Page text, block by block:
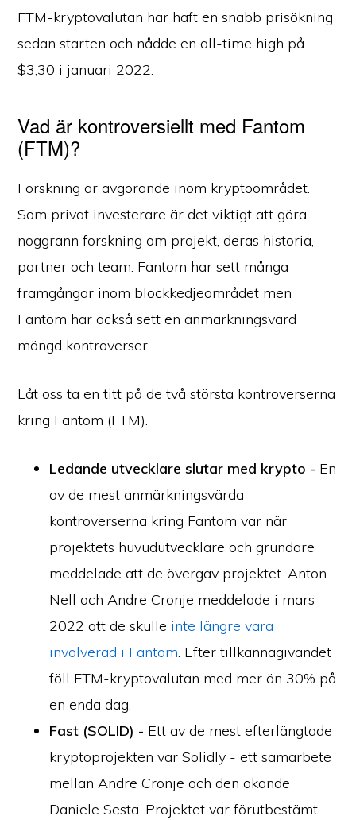
FTM-kryptovalutan har haft en snabb prisökning
sedan starten och nådde en all-time high på
$3,30 i januari 2022.
Vad är kontroversiellt med Fantom
(FTM)?
Forskning är avgörande inom kryptoområdet.
Som privat investerare är det viktigt att göra
noggrann forskning om projekt, deras historia,
partner och team. Fantom har sett många
framgångar inom blockkedjeområdet men
Fantom har också sett en anmärkningsvärd
mängd kontroverser.
Låt oss ta en titt på de två största kontroverserna
kring Fantom (FTM).
Ledande utvecklare slutar med krypto - En
av de mest anmärkningsvärda
kontroverserna kring Fantom var när
projektets huvudutvecklare och grundare
meddelade att de övergav projektet. Anton
Nell och Andre Cronje meddelade i mars
2022 att de skulle inte längre vara
involverad i Fantom. Efter tillkännagivandet
föll FTM-kryptovalutan med mer än 30% på
en enda dag.
Fast (SOLID) - Ett av de mest efterlängtade
kryptoprojekten var Solidly - ett samarbete
mellan Andre Cronje och den ökände
Daniele Sesta. Projektet var förutbestämt